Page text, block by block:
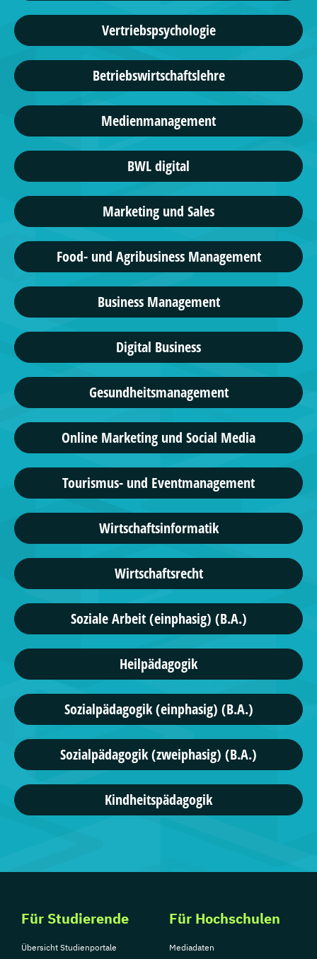
Vertriebspsychologie
Betriebswirtschaftslehre
Medienmanagement
BWL digital
Marketing und Sales
Food- und Agribusiness Management
Business Management
Digital Business
Gesundheitsmanagement
Online Marketing und Social Media
Tourismus- und Eventmanagement
Wirtschaftsinformatik
Wirtschaftsrecht
Soziale Arbeit (einphasig) (B.A.)
Heilpädagogik
Sozialpädagogik (einphasig) (B.A.)
Sozialpädagogik (zweiphasig) (B.A.)
Kindheitspädagogik
Für Studierende
Übersicht Studienportale
Für Hochschulen
Mediadaten